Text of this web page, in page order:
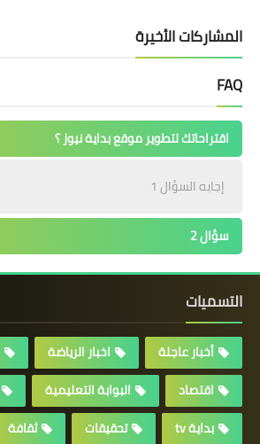
المشاركات الأخيرة
FAQ
اقتراحاتك لتطوير موقع بداية نيوز ؟
إجابه السؤال 1
سؤال 2
التسميات
أخبار عاجلة اخبار الرياضة
اقتصاد
البوابة التعليمية
بداية tv
تحقيقات
ثقافة